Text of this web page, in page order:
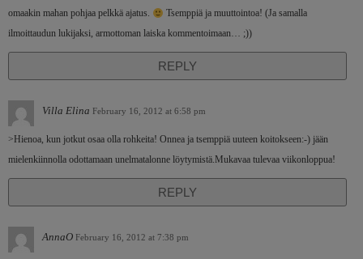
omaakin mahan pohjaa pelkkä ajatus.
Tsemppiä ja muuttointoa! (Ja samalla
ilmoittaudun lukijaksi, armottoman laiska kommentoimaan… ;))
REPLY
Villa Elina February 16, 2012 at 6:58 pm
>Hienoa, kun jotkut osaa olla rohkeita! Onnea ja tsemppiä uuteen koitokseen:-) jään
mielenkiinnolla odottamaan unelmatalonne löytymistä.Mukavaa tulevaa viikonloppua!
REPLY
AnnaO February 16, 2012 at 7:38 pm